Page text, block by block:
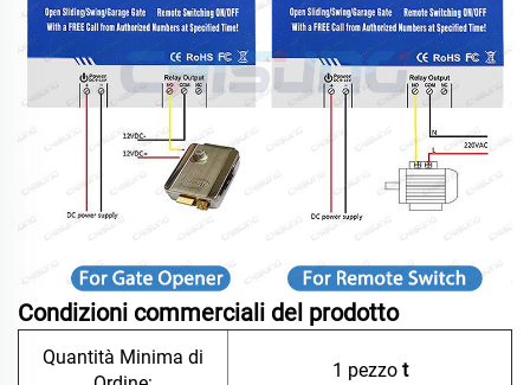
Condizioni commerciali del prodotto
Quantità Minima di
1 pezzo t